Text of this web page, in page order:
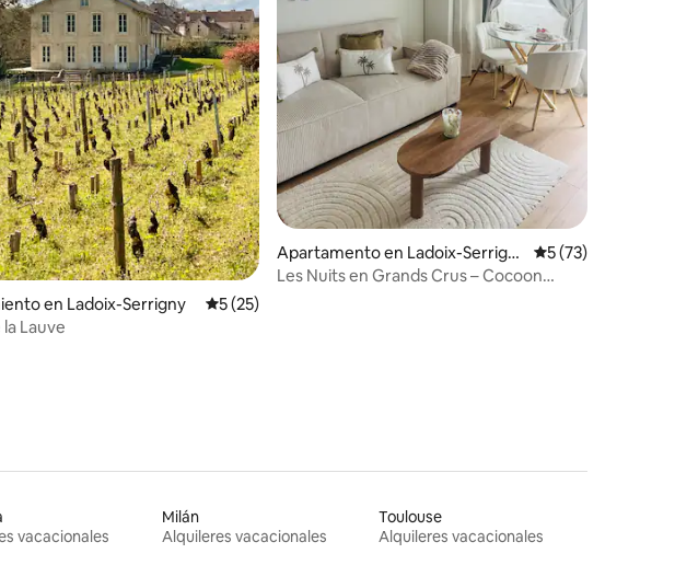
5 de 5, 33 reseñas
en Ladoix-Serrigny Calificación promedio: 5 de 5, 25 reseñas
5 (25)
la Lauve
Apartamento en Ladoix-Serrign
y
Calificación
5 (73)
Les Nuits en Grands Crus – Cocoon
vacacionales
Milán
Alquileres vacacionales
Toulouse
Alquileres vacacionales